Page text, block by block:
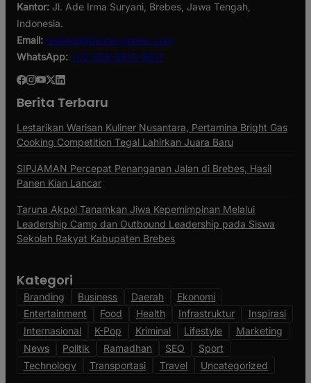
Kantor: Jl. Ade Irma Suryani, Brebes, Jawa Tengah,
Indonesia.
Email: redaksi@bentangnews.com
WhatsApp: +62 858-6810-9617
Berita Terbaru
Lestarikan Warisan Kuliner Nusantara, Pertamina Bright Gas
Cooking Competition Tegal Lahirkan Juara Baru
SIPJAMAN Percepat Penanganan Jalan di Brebes, Hasil
Panen Kian Lancar
Taruna Akpol Tanamkan Jiwa Kepemimpinan Melalui
Leadership Camp dan Outbound Leadership pada Siswa
Sekolah Rakyat Kabupaten Brebes
Kategori
Branding Business Daerah
Ekonomi
Entertainment
Food Health Infrastruktur
Inspirasi
Internasional
K-Pop Kriminal Lifestyle
Marketing
News
Politik Ramadhan SEO
Sport
Technology
Transportasi Travel Uncategorized